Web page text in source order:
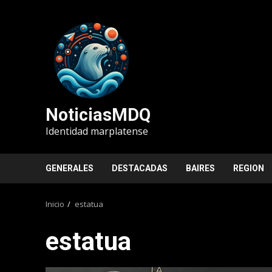
NoticiasMDQ
Identidad marplatense
GENERALES DESTACADAS BAIRES REGION
Inicio estatua
estatua